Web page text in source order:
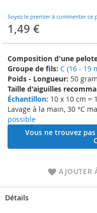
Soyez le premier à commenter ce
1,49 €
Composition d'une
Groupe de fils: C (16 - 19
Poids - Longueur: 50
Taille d'aiguilles
Échantillon: 10 x 10 cm =
Lavage à la main, 30 °C
possible
Vous ne trouvez
AJOUTER
beginning
of
the
gallery
Détails